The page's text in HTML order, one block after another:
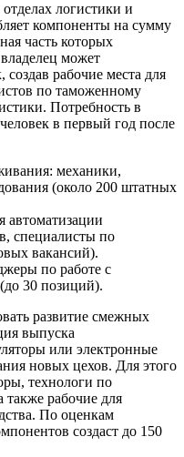
логистики и
компоненты на сумму
часть которых
может
рабочие места для
по таможенному
Потребность в
в первый год после
механики,
(около 200 штатных
специалисты по
вакансий).
по работе с
30 позиций).
развитие смежных
выпуска
или электронные
новых цехов. Для этого
технологи по
также рабочие для
По оценкам
создаст до 150